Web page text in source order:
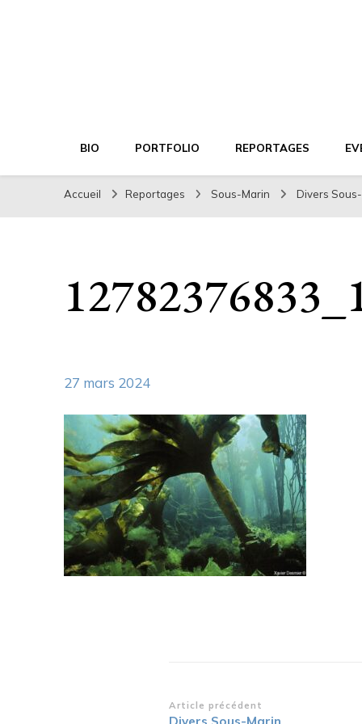
BIO PORTFOLIO REPORTAGES
Accueil Reportages Sous-Marin Divers
27 mars 2024
Navigation
Article précédent
Divers Sous-Marin